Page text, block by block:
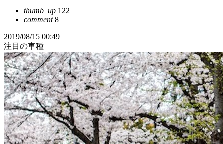
thumb_up 122
comment8
2019/08/15 00:49
注目の車種